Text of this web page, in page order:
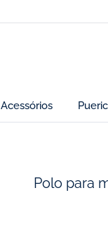
Acessórios
Polo para